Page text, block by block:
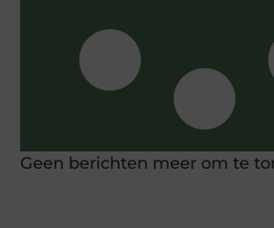
Geen berichten meer om te